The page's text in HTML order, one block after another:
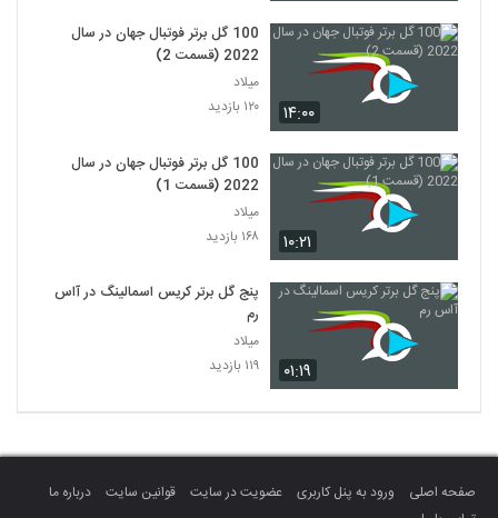
۱۴:۰۰
100 گل برتر فوتبال جهان در سال
2022 (قسمت 2)
میلاد
۱۲۰ بازدید
۱۰:۲۱
100 گل برتر فوتبال جهان در سال
2022 (قسمت 1)
میلاد
۱۶۸ بازدید
۰۱:۱۹
پنج گل برتر کریس اسمالینگ در آاس
رم
میلاد
۱۱۹ بازدید
صفحه اصلی ورود به پنل کاربری عضویت در سایت قوانین سایت
درباره ما